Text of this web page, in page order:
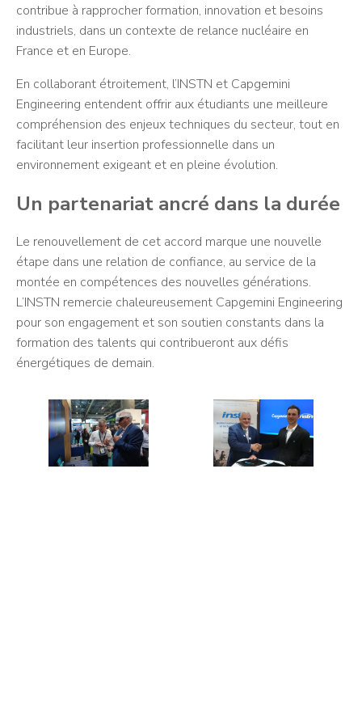
contribue à rapprocher formation, innovation et besoins
industriels, dans un contexte de relance nucléaire en
France et en Europe.
En collaborant étroitement, l’INSTN et Capgemini
Engineering entendent offrir aux étudiants une meilleure
compréhension des enjeux techniques du secteur, tout en
facilitant leur insertion professionnelle dans un
environnement exigeant et en pleine évolution.
Un partenariat ancré dans la durée
Le renouvellement de cet accord marque une nouvelle
étape dans une relation de confiance, au service de la
montée en compétences des nouvelles générations.
L’INSTN remercie chaleureusement Capgemini Engineering
pour son engagement et son soutien constants dans la
formation des talents qui contribueront aux défis
énergétiques de demain.